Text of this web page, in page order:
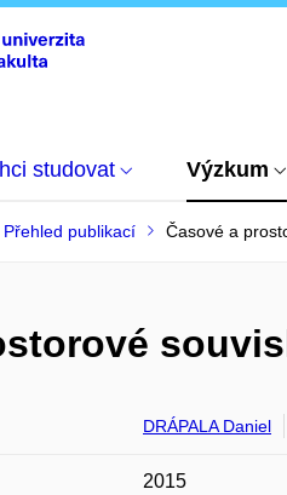
studovat Výzkum
Přehled publikací Časové a
DRÁPALA Daniel
2015